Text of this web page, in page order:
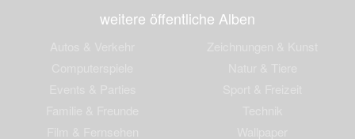
weitere öffentliche Alben